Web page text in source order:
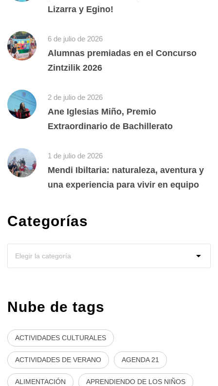
Lizarra y Egino!
6 de julio de 2026
Alumnas premiadas en el Concurso
Zintzilik 2026
2 de julio de 2026
Ane Iglesias Miño, Premio
Extraordinario de Bachillerato
1 de julio de 2026
Mendi Ibiltaria: naturaleza, aventura y
una experiencia para vivir en equipo
Categorías
Nube de tags
ACTIVIDADES CULTURALES
ACTIVIDADES DE VERANO AGENDA 21
ALIMENTACIÓN APRENDIENDO DE LOS NIÑOS